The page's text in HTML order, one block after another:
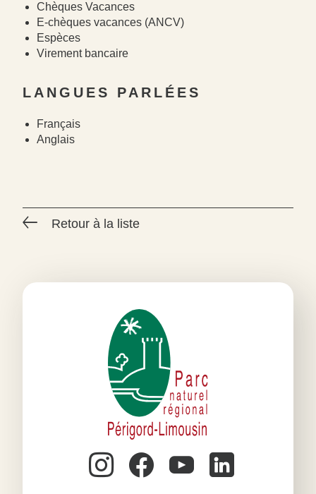
Chèques Vacances
E-chèques vacances (ANCV)
Espèces
Virement bancaire
LANGUES PARLÉES
Français
Anglais
Retour à la liste